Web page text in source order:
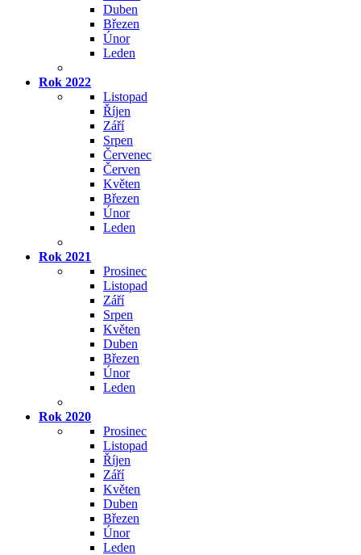
Duben
Březen
Únor
Leden
Rok 2022
Listopad
Říjen
Září
Srpen
Červenec
Červen
Květen
Březen
Únor
Leden
Rok 2021
Prosinec
Listopad
Září
Srpen
Květen
Duben
Březen
Únor
Leden
Rok 2020
Prosinec
Listopad
Říjen
Září
Květen
Duben
Březen
Únor
Leden